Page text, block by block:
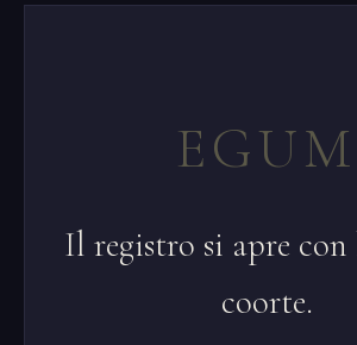
EGUM
Il registro si apre
coorte.